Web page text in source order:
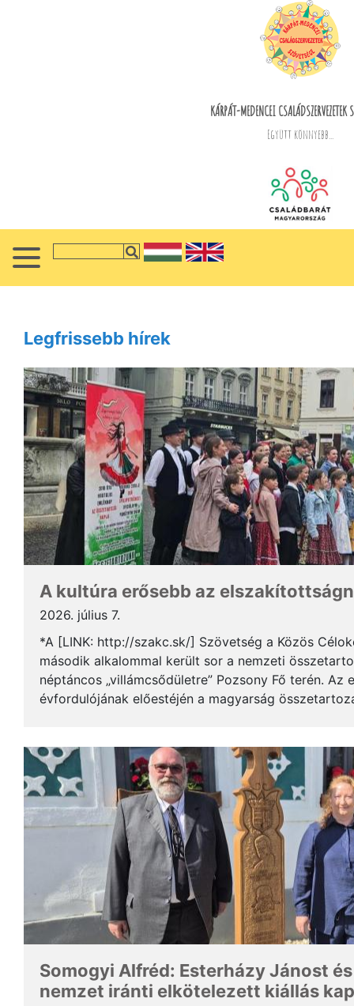
KÁRPÁT-MEDENCEI CSALÁDSZERVEZETEK
Együtt könnyebb...
Legfrissebb hírek
A kultúra erősebb az
2026. július 7.
*A [LINK: http://szakc.sk/] Szövetség a Közös
második alkalommal került sor a nemzeti
néptáncos „villámcsődületre” Pozsony Fő terén. Az
évfordulójának előestéjén a magyarság
Somogyi Alfréd: Esterházy Jánost
nemzet iránti elkötelezett kiállás